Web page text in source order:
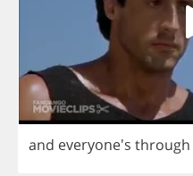
and everyone's through